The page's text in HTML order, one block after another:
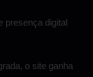
presença digital
o site ganha